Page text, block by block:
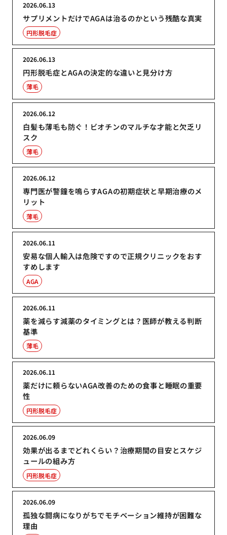
サプリメントだけでAGAは治るのかという残酷な真実
2026.06.13
円形脱毛症
円形脱毛症とAGAの決定的な違いと見分け方
2026.06.13
薄毛
白髪も薄毛も防ぐ！ビオチンのマルチな才能と欠乏リ
スク
2026.06.12
薄毛
専門医が警鐘を鳴らすAGAの初期症状と早期治療のメ
リット
2026.06.12
薄毛
安易な個人輸入は危険ですので正規クリニックをおす
すめします
2026.06.11
AGA
薬を減らす減薬のタイミングとは？医師が教える判断
基準
2026.06.11
薄毛
薬だけに頼らないAGA改善のための食事と睡眠の重要
性
2026.06.11
円形脱毛症
効果が出るまでどれくらい？治療期間の目安とスケジ
ュールの組み方
2026.06.09
円形脱毛症
孤独な闘病になりがちでモチベーション維持が困難な
理由
2026.06.09